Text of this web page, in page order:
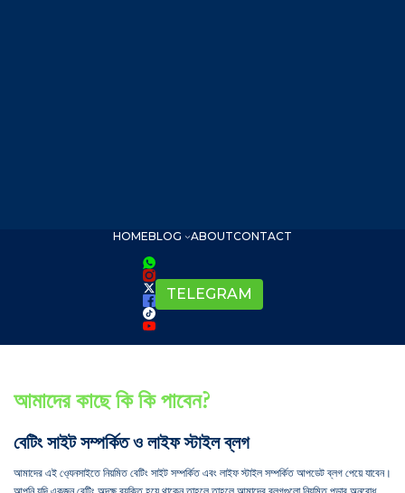
HOMEBLOG ABOUTCONTACT
TELEGRAM
আমাদের কাছে কি কি পাবেন?
বেটিং সাইট সম্পর্কিত ও লাইফ স্টাইল ব্লগ
আমাদের এই ও্যেনসাইতে নিয়মিত বেটিং সাইট সম্পর্কিত এবং লাইফ স্টাইল সম্পর্কিত আপডেট ব্লগ পেয়ে যাবেন।